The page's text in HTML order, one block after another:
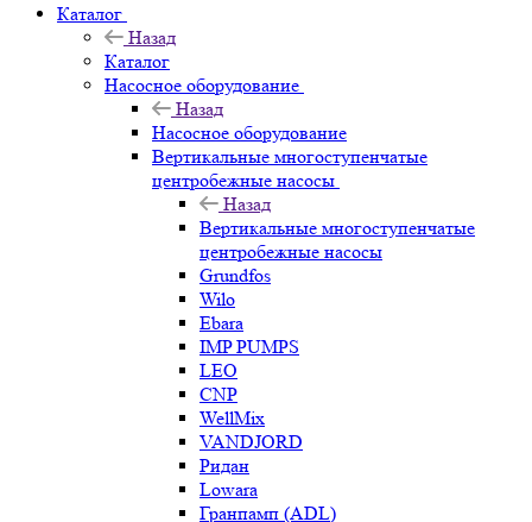
Каталог
Назад
Каталог
Насосное оборудование
Назад
Насосное оборудование
Вертикальные многоступенчатые
центробежные насосы
Назад
Вертикальные многоступенчатые
центробежные насосы
Grundfos
Wilo
Ebara
IMP PUMPS
LEO
CNP
WellMix
VANDJORD
Ридан
Lowara
Гранпамп (ADL)